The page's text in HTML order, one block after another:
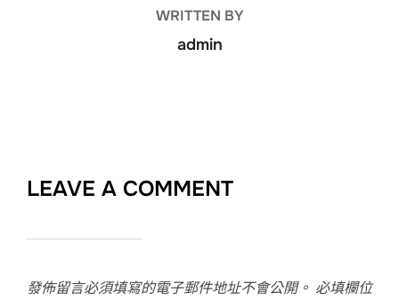
WRITTEN BY
admin
LEAVE A COMMENT
發佈留言必須填寫的電子郵件地址不會公開。 必填欄位